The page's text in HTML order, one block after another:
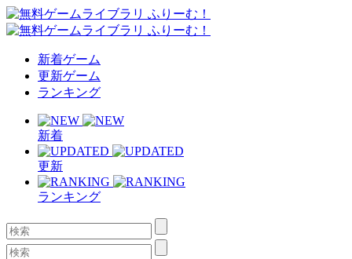
新着ゲーム
更新ゲーム
ランキング
新着
更新
ランキング